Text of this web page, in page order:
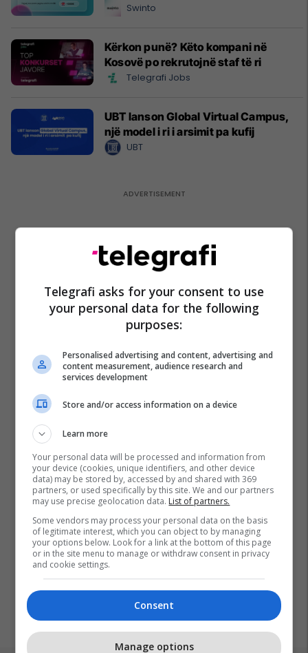
Swinto
Kërkon punë? Këto kompani në
Kosovë po rekrutojnë staf të ri
Telegrafi Jobs
UBT lanson Global Virtual Campus,
një model i ri i arsimit pa kufij
UBT
Telegrafi asks for your consent to use
your personal data for the following
purposes:
Personalised advertising and content, advertising and
content measurement, audience research and
services development
Store and/or access information on a device
Learn more
Your personal data will be processed and information from
your device (cookies, unique identifiers, and other device
data) may be stored by, accessed by and shared with 369
partners, or used specifically by this site. We and our partners
may use precise geolocation data. List of partners.
Some vendors may process your personal data on the basis
of legitimate interest, which you can object to by managing
your options below. Look for a link at the bottom of this page
or in the site menu to manage or withdraw consent in privacy
and cookie settings.
Consent
Manage options